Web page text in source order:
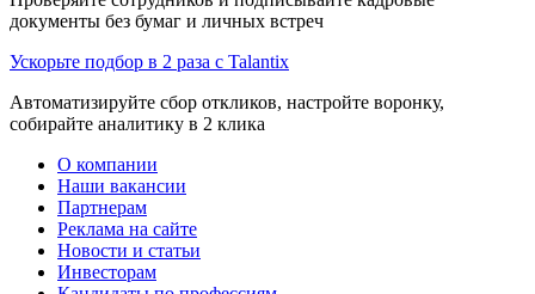
документы без бумаг и личных встреч
Ускорьте подбор в 2 раза с Talantix
Автоматизируйте сбор откликов, настройте воронку,
собирайте аналитику в 2 клика
О компании
Наши вакансии
Партнерам
Реклама на сайте
Новости и статьи
Инвесторам